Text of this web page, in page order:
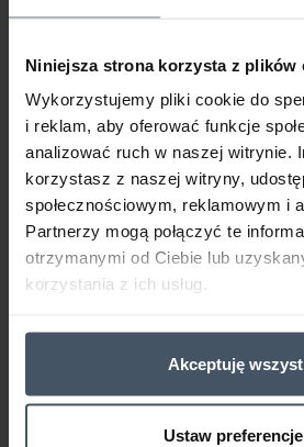
Niniejsza strona korzysta z plików
Wykorzystujemy pliki cookie do
i reklam, aby oferować funkcje
analizować ruch w naszej witrynie.
korzystasz z naszej witryny,
społecznościowym, reklamowym i
Partnerzy mogą połączyć te
otrzymanymi od Ciebie lub
korzystania z ich usług.
Akceptuję
Ustaw preferencje